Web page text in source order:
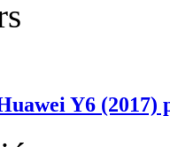
Y6 (2017)